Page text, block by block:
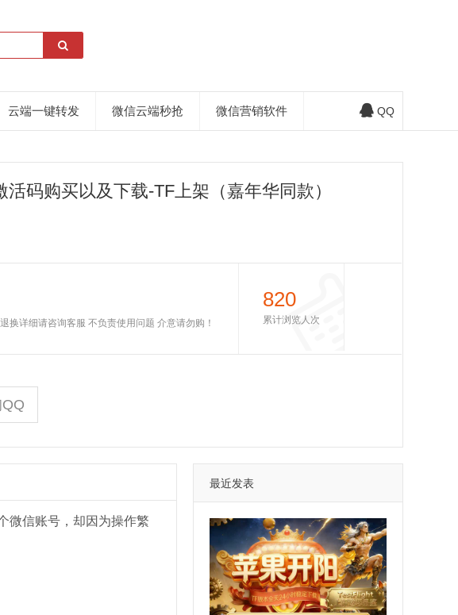
云端一键转发 微信云端秒抢 微信营销软件 QQ
码购买以及下载-TF上架（嘉年华同款）
换详细请咨询客服 不负责使用问题 介意请勿购！
820
累计浏览人次
微信账号，却因为操作繁
最近发表